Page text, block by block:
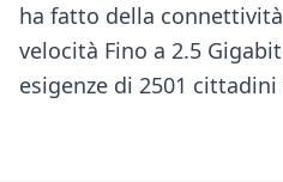
ha fatto della
velocità Fino a 2.5
esigenze di 2501